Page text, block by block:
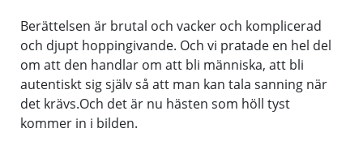
Berättelsen är brutal och vacker och komplicerad
och djupt hoppingivande. Och vi pratade en hel del
om att den handlar om att bli människa, att bli
autentiskt sig själv så att man kan tala sanning när
det krävs.Och det är nu hästen som höll tyst
kommer in i bilden.